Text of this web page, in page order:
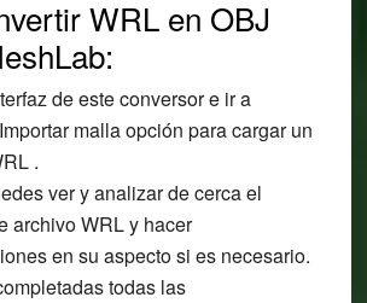
WRL en OBJ
de este conversor e ir a
malla opción para cargar un
.
ver y analizar de cerca el
archivo WRL y hacer
en su aspecto si es necesario.
todas las